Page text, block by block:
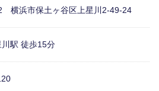
改善の取組
横浜市保土ヶ谷区上星川2-49-24
駅 徒歩15分